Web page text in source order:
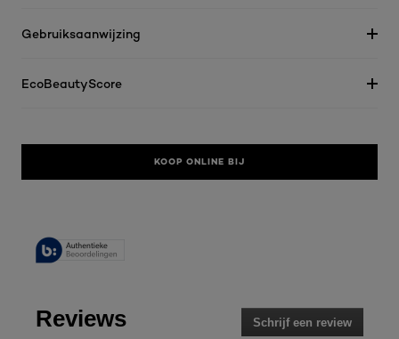
Gebruiksaanwijzing
EcoBeautyScore
KOOP ONLINE BIJ
Reviews Schrijf een review